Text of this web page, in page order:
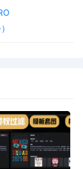
/
送等较为简便
起诉材料。
否满足以下TRO